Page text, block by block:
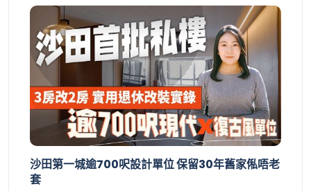
沙田第一城逾700呎設計單位 保留30年舊家俬唔老
套